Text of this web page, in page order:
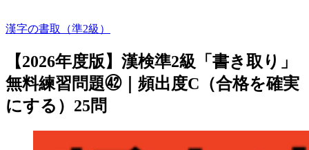
漢字の書取（準2級）
【2026年度版】漢検準2級「書き取り」
無料練習問題㊷｜頻出度C（合格を確実
にする）25問